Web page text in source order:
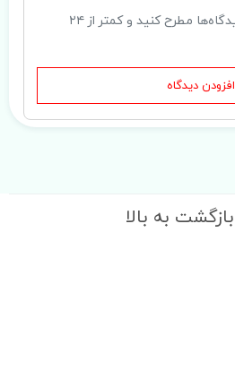
سوال خود را در قسمت دیدگاه‌ها مطرح کنید و کمتر از ۲۴
افزودن دیدگاه
بازگشت به بالا